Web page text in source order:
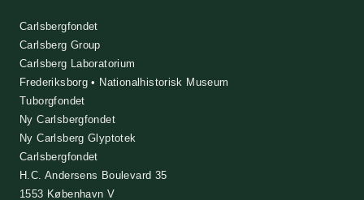
Carlsbergfondet
Carlsberg Group
Carlsberg Laboratorium
Frederiksborg • Nationalhistorisk Museum
Tuborgfondet
Ny Carlsbergfondet
Ny Carlsberg Glyptotek
Carlsbergfondet
H.C. Andersens Boulevard 35
1553 København V